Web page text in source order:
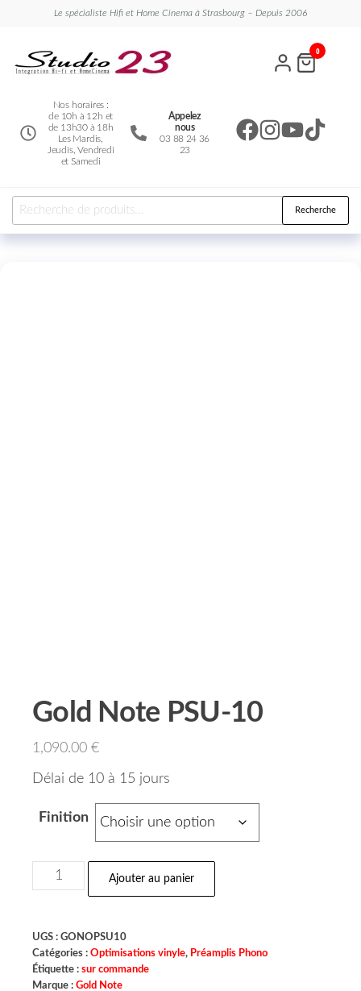
Le spécialiste Hifi et Home Cinema à Strasbourg – Depuis 2006
Nos horaires :
de 10h à 12h et
de 13h30 à 18h
Les Mardis,
Jeudis, Vendredi
et Samedi
Appelez
nous
03 88 24 36
23
0
Recherche
Gold Note PSU-10
1,090.00 €
Délai de 10 à 15 jours
Finition
Ajouter au panier
UGS : GONOPSU10
Catégories : Optimisations vinyle, Préamplis Phono
Étiquette : sur commande
Marque : Gold Note